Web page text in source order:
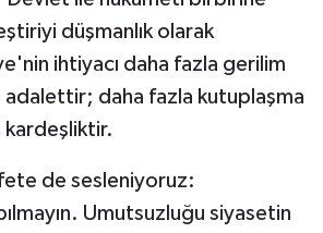
düşmanlık olarak
ihtiyacı daha fazla gerilim
adalettir; daha fazla kutuplaşma
kardeşliktir.
de sesleniyoruz:
Umutsuzluğu siyasetin